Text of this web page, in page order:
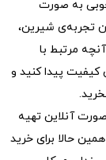
به صورت
تجربه‌ی شیرین،
مرتبط با
کیفیت پیدا کنید و
آنلاین تهیه
حالا برای خرید